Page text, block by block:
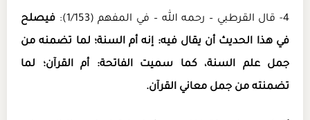
4- قال القرطبي – رحمه الله – في المفهم (1/153):
فيصلح
في هذا الحديث أن يقال فيه: إنه أم السنة؛ لما تضمنه من
جمل علم السنة، كما سميت الفاتحة: أم القرآن؛ لما
تضمنته من جمل معاني القرآن.